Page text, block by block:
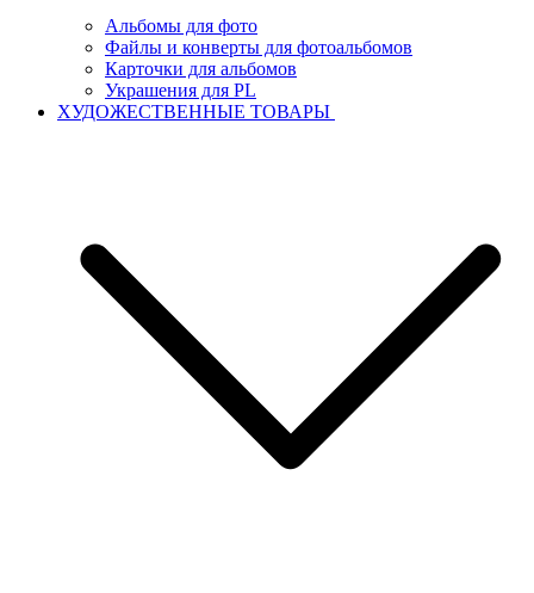
Альбомы для фото
Файлы и конверты для фотоальбомов
Карточки для альбомов
Украшения для PL
ХУДОЖЕСТВЕННЫЕ ТОВАРЫ